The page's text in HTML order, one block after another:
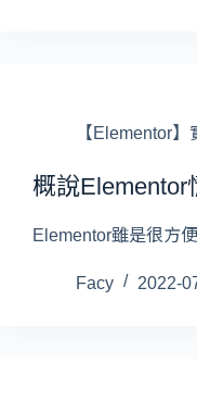
【Elementor
概說Elementor
Elementor雖是很方
Facy 2022-